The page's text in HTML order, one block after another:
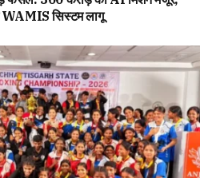
सिस्टम लागू